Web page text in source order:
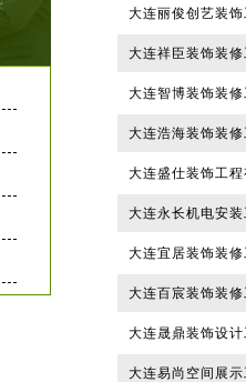
大连丽俊创艺装
大连祥臣装饰装
大连智博装饰装
大连浩海装饰装
大连盛仕装饰工
大连永长机电安
大连宜居装饰装
大连百宸装饰装
大连晟鼎装饰设
大连易尚空间展